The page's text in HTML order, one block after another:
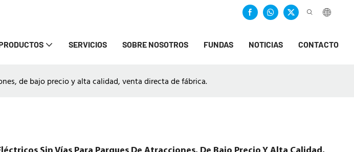
SERVICIOS SOBRE NOSOTROS FUNDAS NOTICIAS CONTACTO
de bajo precio y alta calidad, venta directa de fábrica.